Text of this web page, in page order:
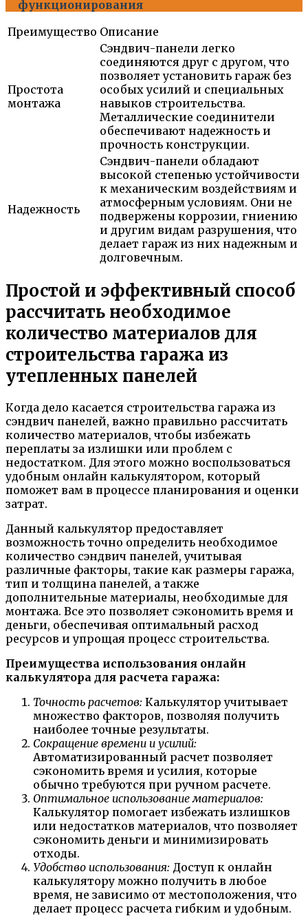
функционирования
Преимущество Описание
Простота
монтажа
Сэндвич-панели легко
соединяются друг с другом, что
позволяет установить гараж без
особых усилий и специальных
навыков строительства.
Металлические соединители
обеспечивают надежность и
прочность конструкции.
Надежность
Сэндвич-панели обладают
высокой степенью устойчивости
к механическим воздействиям и
атмосферным условиям. Они не
подвержены коррозии, гниению
и другим видам разрушения, что
делает гараж из них надежным и
долговечным.
Простой и эффективный способ
рассчитать необходимое
количество материалов для
строительства гаража из
утепленных панелей
Когда дело касается строительства гаража из
сэндвич панелей, важно правильно рассчитать
количество материалов, чтобы избежать
переплаты за излишки или проблем с
недостатком. Для этого можно воспользоваться
удобным онлайн калькулятором, который
поможет вам в процессе планирования и оценки
затрат.
Данный калькулятор предоставляет
возможность точно определить необходимое
количество сэндвич панелей, учитывая
различные факторы, такие как размеры гаража,
тип и толщина панелей, а также
дополнительные материалы, необходимые для
монтажа. Все это позволяет сэкономить время и
деньги, обеспечивая оптимальный расход
ресурсов и упрощая процесс строительства.
Преимущества использования онлайн
калькулятора для расчета гаража:
Точность расчетов: Калькулятор учитывает
множество факторов, позволяя получить
наиболее точные результаты.
Сокращение времени и усилий:
Автоматизированный расчет позволяет
сэкономить время и усилия, которые
обычно требуются при ручном расчете.
Оптимальное использование материалов:
Калькулятор помогает избежать излишков
или недостатков материалов, что позволяет
сэкономить деньги и минимизировать
отходы.
Удобство использования: Доступ к онлайн
калькулятору можно получить в любое
время, не зависимо от местоположения, что
делает процесс расчета гибким и удобным.